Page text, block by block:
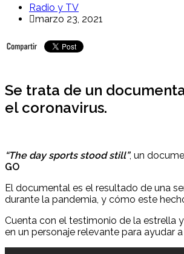
Radio y TV
marzo 23, 2021
Se trata de un
el coronavirus.
“The day sports stood still”, un
GO
El documental es el resultado de una
durante la pandemia, y cómo este
Cuenta con el testimonio de la estrella
en un personaje relevante para ayudar